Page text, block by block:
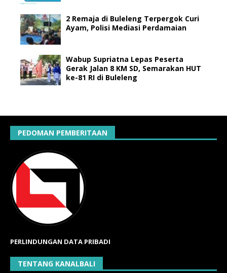
2 Remaja di Buleleng Terpergok Curi
Ayam, Polisi Mediasi Perdamaian
Wabup Supriatna Lepas Peserta
Gerak Jalan 8 KM SD, Semarakan HUT
ke-81 RI di Buleleng
PEDOMAN PEMBERITAAN
PERLINDUNGAN DATA PRIBADI
TENTANG KANALBALI